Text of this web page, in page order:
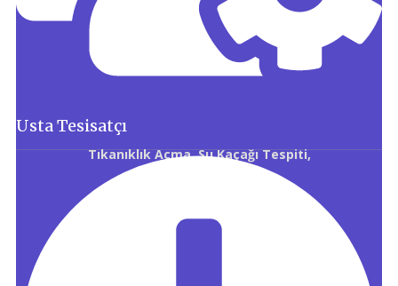
Usta Tesisatçı
Tıkanıklık Açma, Su Kaçağı Tespiti,